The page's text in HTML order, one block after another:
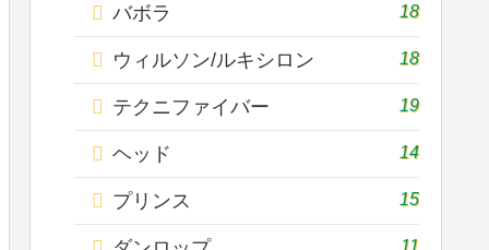
バボラ 18
ウィルソン/ルキシロン 18
テクニファイバー 19
ヘッド 14
プリンス 15
11